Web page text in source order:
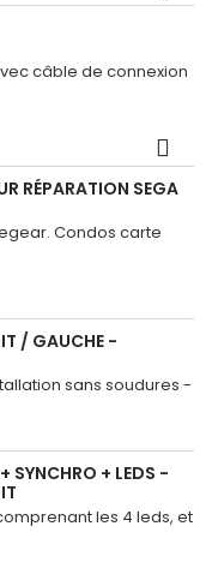
câble de connexion
RÉPARATION SEGA
Condos carte
/ GAUCHE -
sans soudures -
SYNCHRO + LEDS -
les 4 leds, et